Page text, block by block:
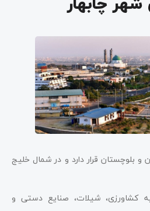
چابهار
بلوچستان قرار دارد و در شمال خلیج
کشاورزی، شیلات، صنایع دستی و